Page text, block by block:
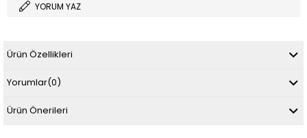
YORUM YAZ
Ürün Özellikleri
Yorumlar(0)
Ürün Önerileri